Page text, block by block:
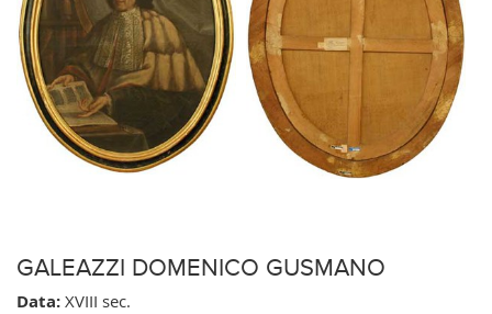
GALEAZZI DOMENICO GUSMANO
Data:XVIII sec.